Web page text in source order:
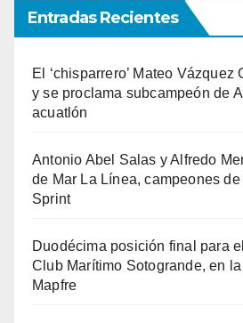
Entradas Recientes
El ‘chisparrero’ Mateo Vázquez
y se proclama subcampeón de
acuatlón
Antonio Abel Salas y Alfredo
de Mar La Línea, campeones
Sprint
Duodécima posición final para el
Club Marítimo Sotogrande, en
Mapfre